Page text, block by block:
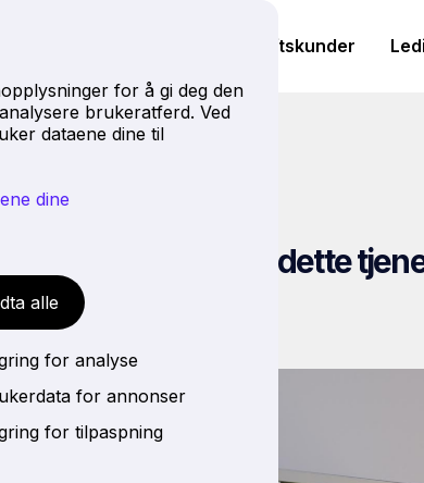
for å gi deg den
brukeratferd. Ved
dataene dine til
dine
alle
for analyse
for annonser
for tilpaspning
For bedriftskunder
12, 2023
på hytta - dette